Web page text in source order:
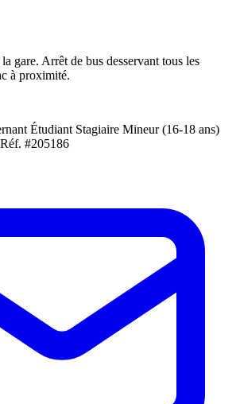
gare. Arrêt de bus desservant tous les
à proximité.
Étudiant Stagiaire Mineur (16-18 ans)
Réf. #205186